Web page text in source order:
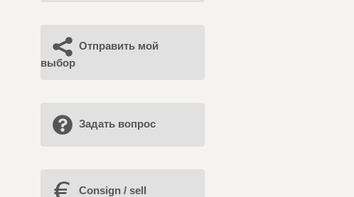
Отправить мой
выбор
Задать вопрос
Consign / sell